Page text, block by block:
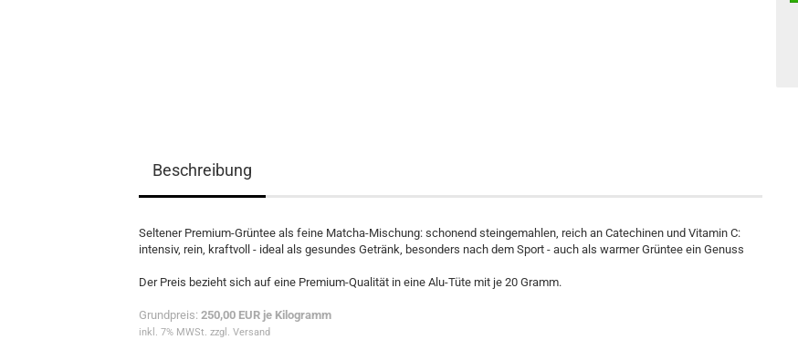
Beschreibung
Seltener Premium-Grüntee als feine Matcha-Mischung: schonend steingemahlen, reich an Catechinen und Vitamin C:
intensiv, rein, kraftvoll - ideal als gesundes Getränk, besonders nach dem Sport - auch als warmer Grüntee ein Genuss
Der Preis bezieht sich auf eine Premium-Qualität in eine Alu-Tüte mit je 20 Gramm.
Grundpreis: 250,00 EUR je Kilogramm
inkl. 7% MWSt. zzgl. Versand